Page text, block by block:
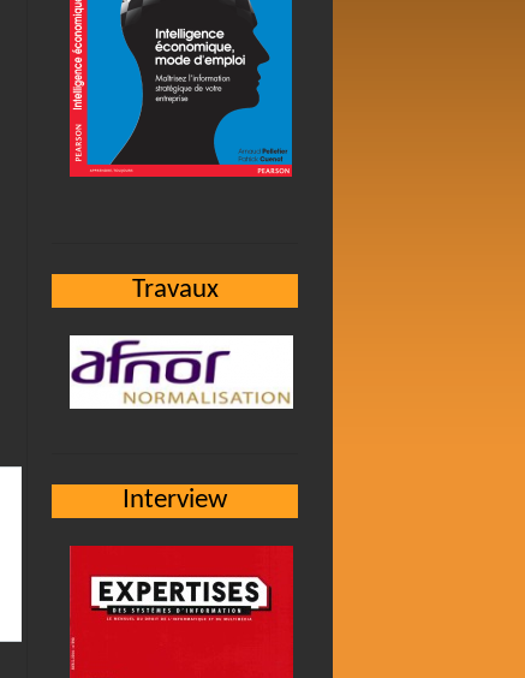
Travaux
Interview